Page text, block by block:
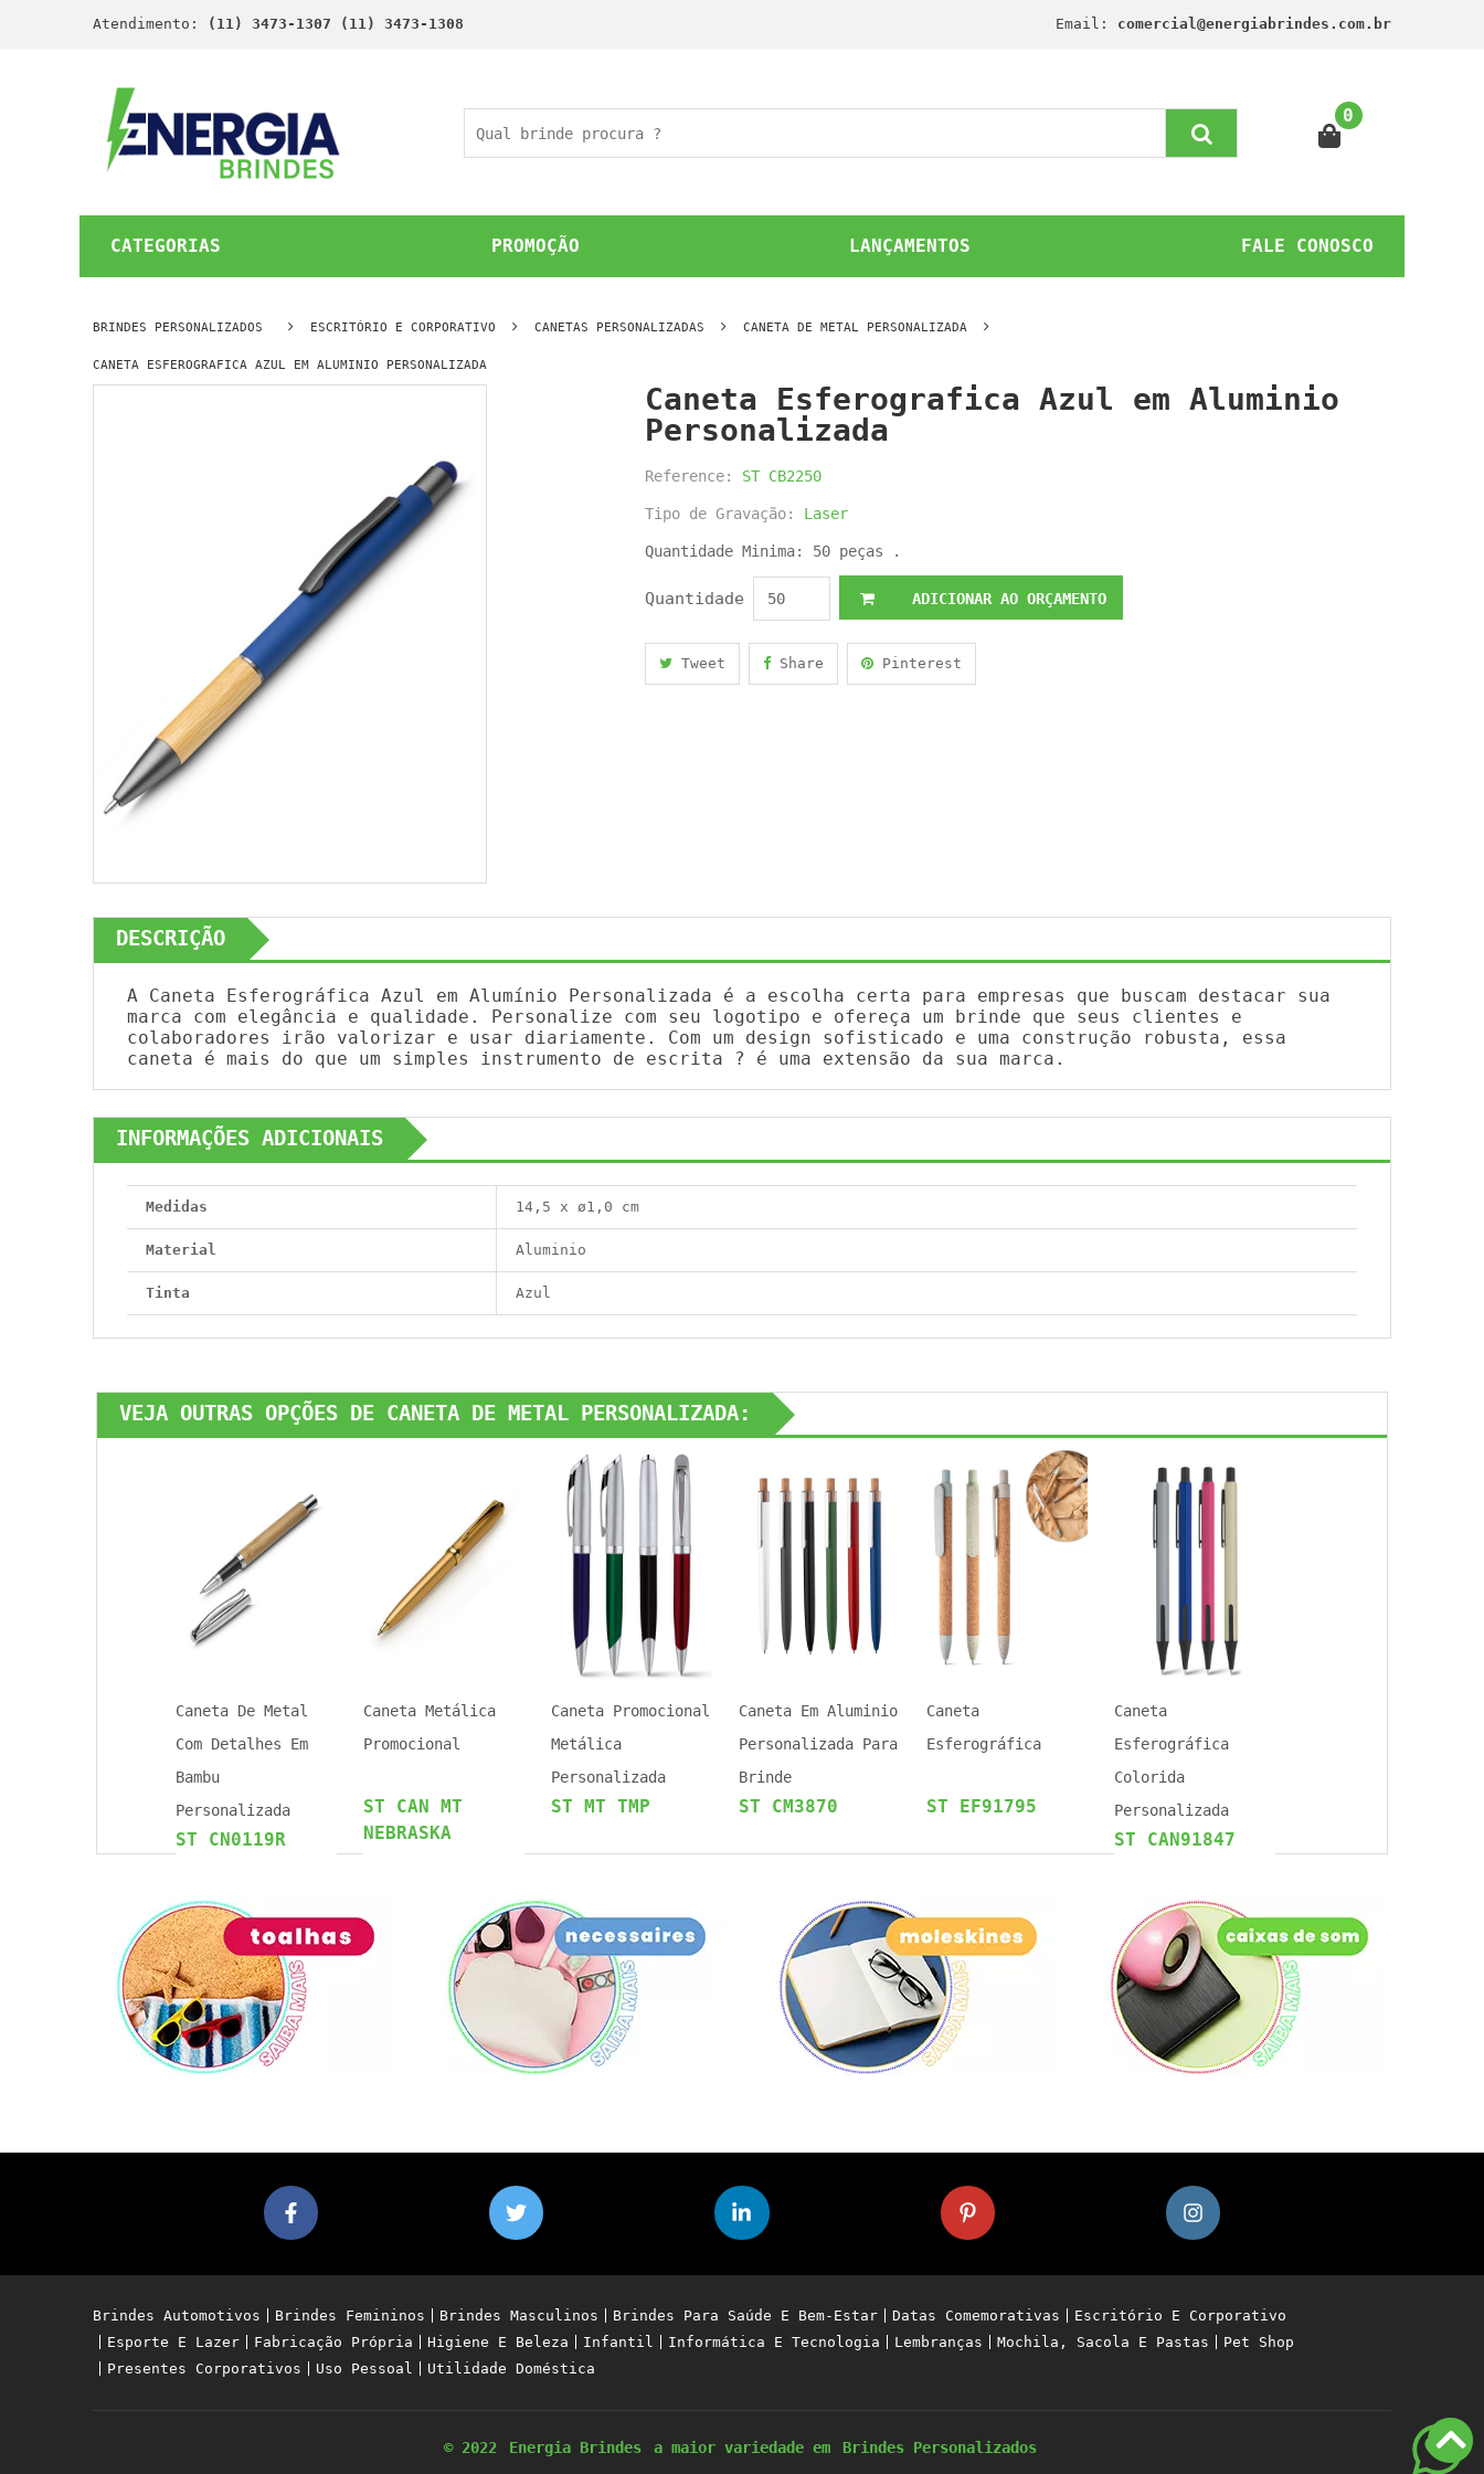
Atendimento: (11) 3473-1307 (11) 3473-1308 Email: comercial@energiabrindes.com.br
0
CATEGORIAS PROMOÇÃO LANÇAMENTOS FALE CONOSCO
BRINDES PERSONALIZADOS ESCRITÓRIO E CORPORATIVO CANETAS PERSONALIZADAS CANETA DE METAL PERSONALIZADA
CANETA ESFEROGRAFICA AZUL EM ALUMINIO PERSONALIZADA
Caneta Esferografica Azul em Aluminio
Personalizada
Reference: ST CB2250
Tipo de Gravação: Laser
Quantidade Minima: 50 peças .
Quantidade ADICIONAR AO ORÇAMENTO
Tweet Share Pinterest
DESCRIÇÃO
A Caneta Esferográfica Azul em Alumínio Personalizada é a escolha certa para empresas que buscam destacar sua
marca com elegância e qualidade. Personalize com seu logotipo e ofereça um brinde que seus clientes e
colaboradores irão valorizar e usar diariamente. Com um design sofisticado e uma construção robusta, essa
caneta é mais do que um simples instrumento de escrita ? é uma extensão da sua marca.
INFORMAÇÕES ADICIONAIS
Medidas 14,5 x ø1,0 cm
Material Aluminio
Tinta Azul
VEJA OUTRAS OPÇÕES DE CANETA DE METAL PERSONALIZADA:
Caneta De Metal
Com Detalhes Em
Bambu
Personalizada
ST CN0119R
Caneta Metálica
Promocional
ST CAN MT
NEBRASKA
Caneta Promocional
Metálica
Personalizada
ST MT TMP
Caneta Em Aluminio
Personalizada Para
Brinde
ST CM3870
Caneta
Esferográfica
ST EF91795
Caneta
Esferográfica
Colorida
Personalizada
ST CAN91847
Brindes Automotivos Brindes Femininos Brindes Masculinos Brindes Para Saúde E Bem-Estar Datas Comemorativas
Escritório E Corporativo
Esporte E Lazer
Fabricação Própria Higiene E Beleza Infantil Informática E Tecnologia Lembranças Mochila, Sacola E Pastas
Pet Shop
Presentes Corporativos
Uso Pessoal Utilidade Doméstica
© 2022 Energia Brindes a maior variedade em Brindes Personalizados